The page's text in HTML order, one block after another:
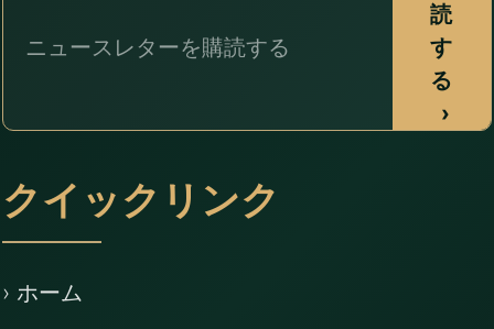
読
す
る
›
クイックリンク
› ホーム